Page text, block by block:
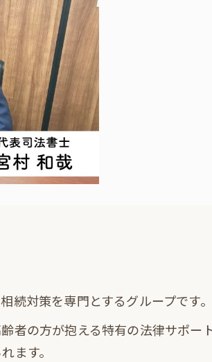
対策を専門とするグループです。
者の方が抱える特有の法律サポー
ます。